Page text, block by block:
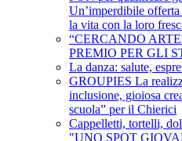
Un’imperdibile
la vita con la loro
“CERCANDO
PREMIO PER GLI
La danza: salute,
GROUPIES La
inclusione, gioiosa
scuola” per il Chierici
Cappelletti, tortelli,
"UNO SPOT